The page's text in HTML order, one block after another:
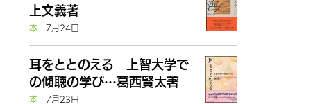
上文義著
本
7月24日
耳をととのえる 上智大学で
の傾聴の学び…葛西賢太著
本
7月23日